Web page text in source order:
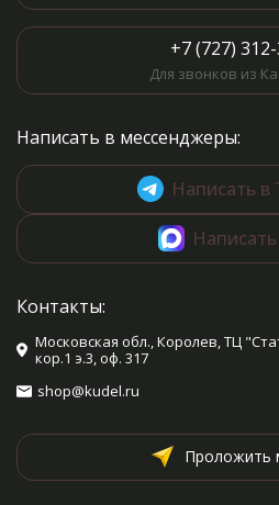
+7 (727)
Для звонков из
Написать в мессенджеры:
Написать в
Контакты:
Московская обл., Королев, ТЦ
кор.1 э.3, оф. 317
shop@kudel.ru
Проложить